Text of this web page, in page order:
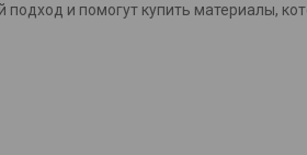
и помогут купить материалы,